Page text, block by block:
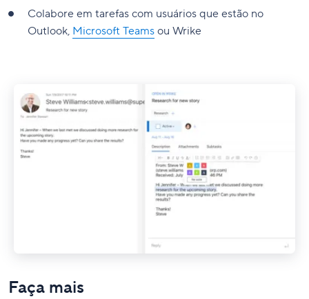
Colabore em tarefas com usuários que estão no
Outlook, Microsoft Teams ou Wrike
Faça mais